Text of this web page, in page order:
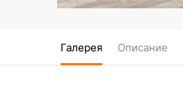
Галерея Описание